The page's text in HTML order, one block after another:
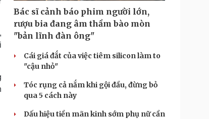
Podcast
Đọc truyện đêm khuya
Cửa sổ tình yêu
Kể chuyện cho bé
Bác sĩ cảnh báo phim người lớn,
rượu bia đang âm thầm bào mòn
"bản lĩnh đàn ông"
Cái giá đắt của việc tiêm silicon làm to
"cậu nhỏ"
Tóc rụng cả nắm khi gội đầu, đừng bỏ
qua 5 cách này
Dấu hiệu tiền mãn kinh sớm phụ nữ cần